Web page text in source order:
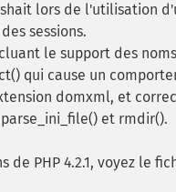
lors de l'utilisation
sessions.
le support des
qui cause un
domxml, et
et rmdir().
PHP 4.2.1, voyez le